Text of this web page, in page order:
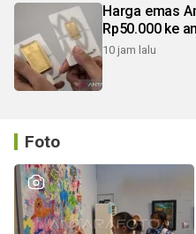
Harga emas
Rp50.000 ke
10 jam lalu
Foto